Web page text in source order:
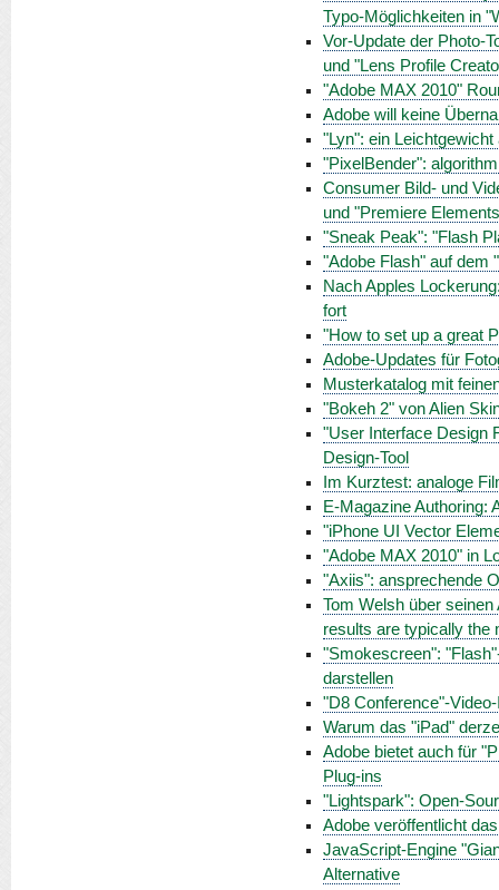
Typo-Möglichkeiten in
Vor-Update der Photo-
und "Lens Profile
"Adobe MAX 2010"
Adobe will keine
"Lyn": ein
"PixelBender":
Consumer Bild- und
und "Premiere
"Sneak Peak": "Flash
"Adobe Flash" auf dem
Nach Apples
fort
"How to set up a great
Adobe-Updates für
Musterkatalog mit
"Bokeh 2" von Alien
"User Interface Design
Design-Tool
Im Kurztest: analoge
E-Magazine Authoring:
"iPhone UI Vector
"Adobe MAX 2010" in
"Axiis": ansprechende
Tom Welsh über
results are typically the
"Smokescreen":
darstellen
"D8 Conference"-
Warum das "iPad"
Adobe bietet auch für
Plug-ins
"Lightspark": Open-
Adobe veröffentlicht
JavaScript-Engine
Alternative